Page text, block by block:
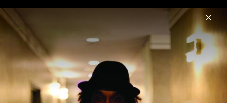
Menu
K’NAAN
Home News Musik Videos